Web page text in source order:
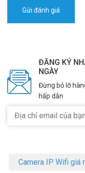
ĐĂNG KÝ
NGÀY
Đừng bỏ lỡ
hấp dẫn
Camera IP Wifi giá